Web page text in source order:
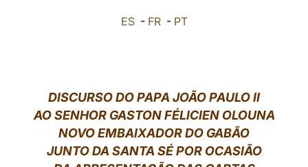
中文
LATINE
ES- FR- PT
DISCURSO DO PAPA JOÃO PAULO II
AO SENHOR GASTON FÉLICIEN OLOUNA
NOVO EMBAIXADOR DO GABÃO
JUNTO DA SANTA SÉ POR OCASIÃO